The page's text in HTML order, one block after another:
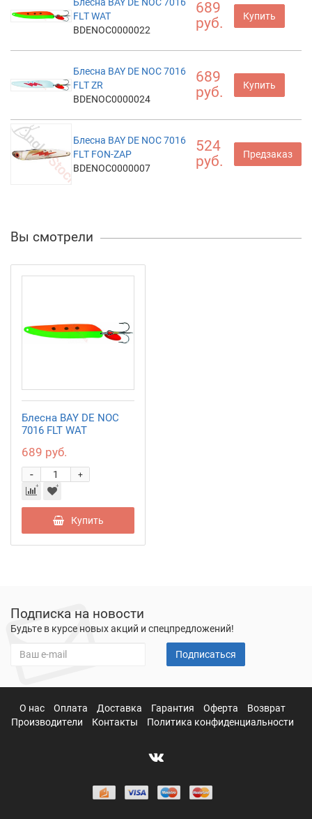
FLT WAT
BDENOC0000022
689
руб.
Купить
Блесна BAY DE NOC 7016
FLT ZR
BDENOC0000024
689
руб.
Купить
Блесна BAY DE NOC 7016
FLT FON-ZAP
BDENOC0000007
524
руб.
Предзаказ
Вы смотрели
Блесна BAY DE NOC
7016 FLT WAT
689 руб.
+
-
Купить
Подписка на новости
Будьте в курсе новых акций и спецпредложений!
Подписаться
О нас Оплата Доставка Гарантия Оферта
Возврат
Производители
Контакты Политика конфиденциальности